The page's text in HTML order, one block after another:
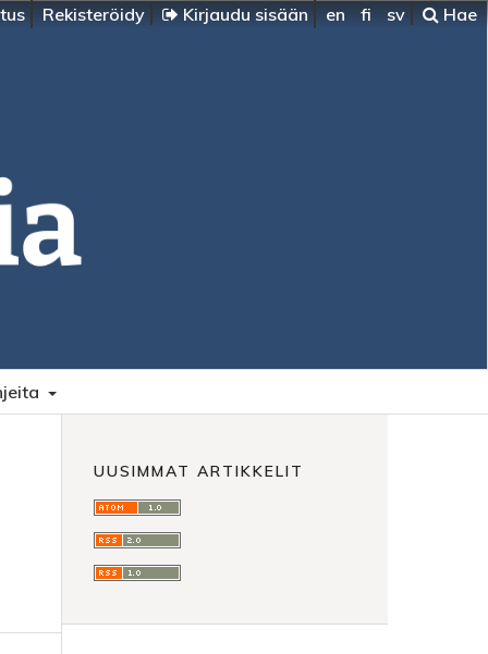
Rekisteröidy Kirjaudu sisään en fi sv Hae
UUSIMMAT ARTIKKELIT